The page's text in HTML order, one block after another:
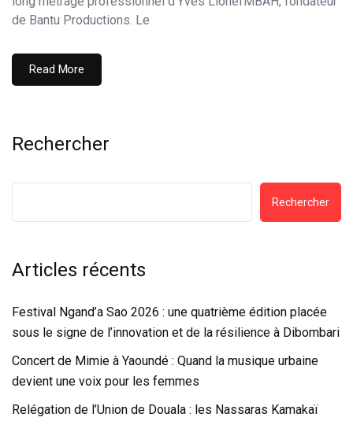
de Bantu Productions. Le
Read More
Rechercher
Rechercher
Articles récents
Festival Ngand’a Sao 2026 : une quatrième édition placée
sous le signe de l’innovation et de la résilience à Dibombari
Concert de Mimie à Yaoundé : Quand la musique urbaine
devient une voix pour les femmes
Relégation de l’Union de Douala : les Nassaras Kamakaï